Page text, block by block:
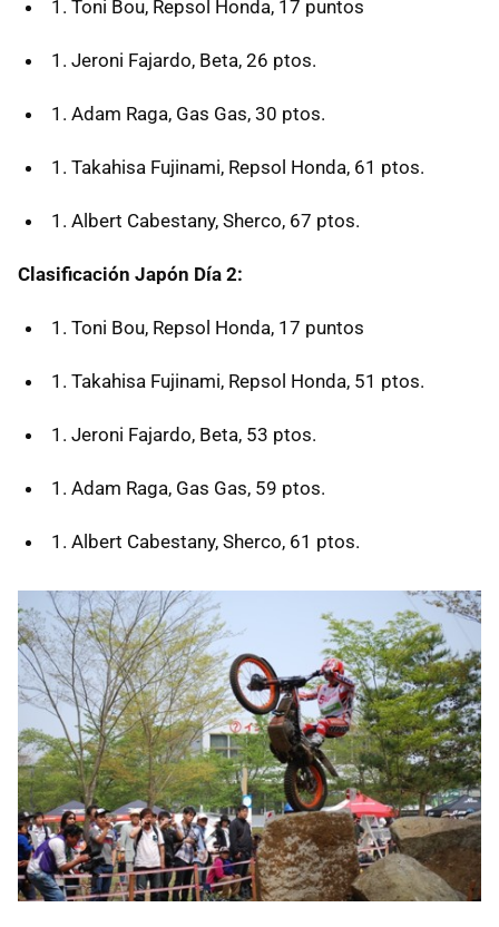
Toni Bou, Repsol Honda, 17 puntos
Jeroni Fajardo, Beta, 26 ptos.
Adam Raga, Gas Gas, 30 ptos.
Takahisa Fujinami, Repsol Honda, 61 ptos.
Albert Cabestany, Sherco, 67 ptos.
Clasificación Japón Día 2:
Toni Bou, Repsol Honda, 17 puntos
Takahisa Fujinami, Repsol Honda, 51 ptos.
Jeroni Fajardo, Beta, 53 ptos.
Adam Raga, Gas Gas, 59 ptos.
Albert Cabestany, Sherco, 61 ptos.